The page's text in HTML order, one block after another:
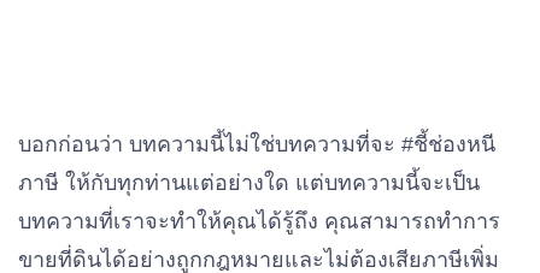
บอกก่อนว่า บทความนี้ไม่ใช่บทความที่จะ #ชี้ช่องหนี
ภาษี ให้กับทุกท่านแต่อย่างใด แต่บทความนี้จะเป็น
บทความที่เราจะทำให้คุณได้รู้ถึง คุณสามารถทำการ
ขายที่ดินได้อย่างถูกกฎหมายและไม่ต้องเสียภาษีเพิ่ม